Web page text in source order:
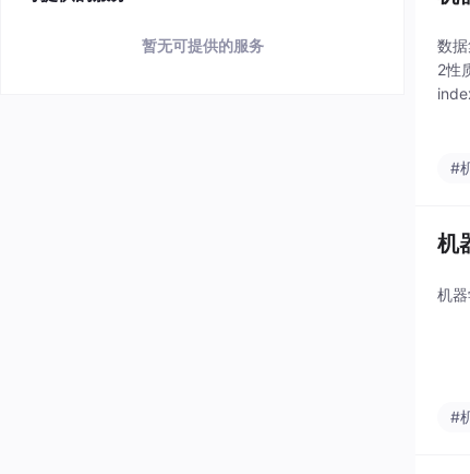
暂无可提供的服务
数
2​性
#
机
机
#